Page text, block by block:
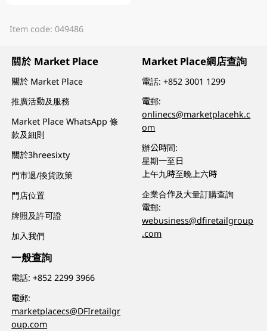
Item code: 049486
關於 Market Place
關於 Market Place
推廣活動及服務
Market Place WhatsApp 條
款及細則
關於3hreesixty
門市退/換貨政策
門店位置
牌照及許可證
加入我們
一般查詢
電話:+852 2299 3966
電郵:
marketplacecs@DFIretailgr
oup.com
Market Place網店查詢
電話:+852 3001 1299
電郵:
onlinecs@marketplacehk.c
om
辦公時間:
星期一至日
上午九時至晚上六時
企業合作及大量訂購查詢
電郵:
webusiness@dfiretailgroup
.com